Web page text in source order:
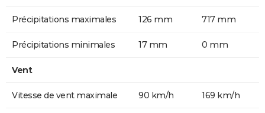
Précipitations maximales 126 mm 717 mm
Précipitations minimales 17 mm 0 mm
Vent
Vitesse de vent maximale 90 km/h 169 km/h